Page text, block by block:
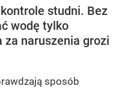
studni. Bez
wodę tylko
za naruszenia grozi
sposób